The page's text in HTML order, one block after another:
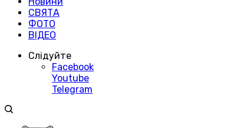
СВЯТА
ФОТО
ВІДЕО
Слідуйте
Facebook
Youtube
Telegram